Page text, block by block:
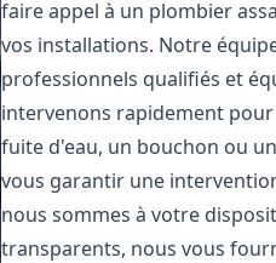
faire appel à un plombier
vos installations. Notre
professionnels qualifiés et
intervenons rapidement
fuite d'eau, un bouchon ou
vous garantir une
nous sommes à votre
transparents, nous vous